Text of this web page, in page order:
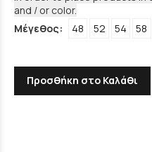
and / or color.
Μέγεθος:
48 52 54 58
Προσθήκη στο Καλάθι